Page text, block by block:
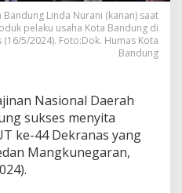
Linda Nurani (kanan) saat
pelaku usaha Kota Bandung di
5/2024). Foto:Dok. Humas Kota
Bandung
Nasional Daerah
sukses menyita
ke-44 Dekranas yang
Mangkunegaran,